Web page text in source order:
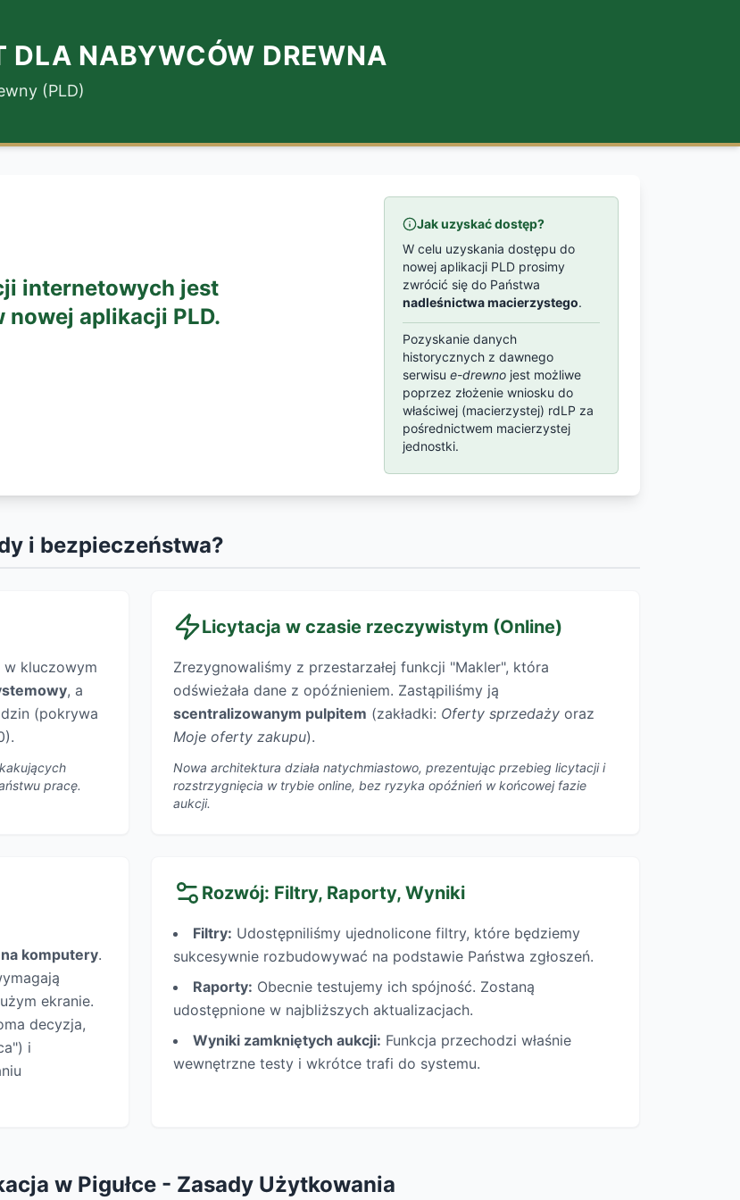
DLA NABYWCÓW DREWNA
(PLD)
internetowych jest
nowej aplikacji PLD.
Jak uzyskać dostęp?
W celu uzyskania dostępu do
nowej aplikacji PLD prosimy
zwrócić się do Państwa
nadleśnictwa macierzystego.
Pozyskanie danych
historycznych z dawnego
serwisue-drewno jest możliwe
poprzez złożenie wniosku do
właściwej (macierzystej) rdLP za
pośrednictwem macierzystej
jednostki.
i bezpieczeństwa?
w kluczowym
, a
(pokrywa
pracę.
Licytacja w czasie rzeczywistym (Online)
Zrezygnowaliśmy z przestarzałej funkcji "Makler", która
odświeżała dane z opóźnieniem. Zastąpiliśmy ją
scentralizowanym pulpitem (zakładki: Oferty sprzedaży oraz
Moje oferty zakupu).
Nowa architektura działa natychmiastowo, prezentując przebieg licytacji i
rozstrzygnięcia w trybie online, bez ryzyka opóźnień w końcowej fazie
aukcji.
komputery.
ekranie.
decyzja,
i
Rozwój: Filtry, Raporty, Wyniki
Filtry: Udostępniliśmy ujednolicone filtry, które będziemy
sukcesywnie rozbudowywać na podstawie Państwa zgłoszeń.
Raporty: Obecnie testujemy ich spójność. Zostaną
udostępnione w najbliższych aktualizacjach.
Wyniki zamkniętych aukcji: Funkcja przechodzi właśnie
wewnętrzne testy i wkrótce trafi do systemu.
w Pigułce - Zasady Użytkowania